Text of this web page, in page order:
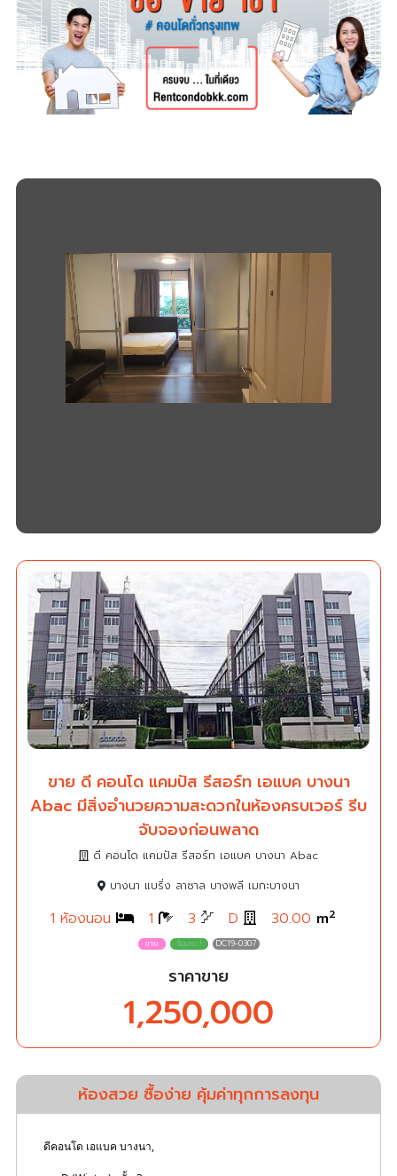
ขาย ดี คอนโด แคมปัส รีสอร์ท เอแบค บางนา
Abac มีสิ่งอำนวยความสะดวกในห้องครบเวอร์ รีบ
จับจองก่อนพลาด
ดี คอนโด แคมปัส รีสอร์ท เอแบค บางนา Abac
บางนา แบริ่ง ลาซาล บางพลี เมกะบางนา
1 ห้องนอน 1 3 D 30.00 m2
DC19-0307
ราคาขาย
1,250,000
ห้องสวย ซื้อง่าย คุ้มค่าทุกการลงทุน
ดีคอนโด เอแบค บางนา,